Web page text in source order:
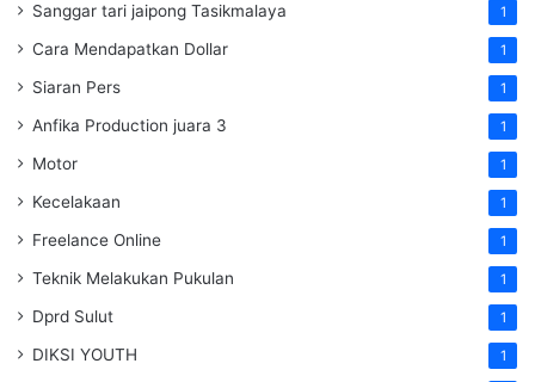
Sanggar tari jaipong Tasikmalaya 1
Cara Mendapatkan Dollar 1
Siaran Pers 1
Anfika Production juara 3 1
Motor 1
Kecelakaan 1
Freelance Online 1
Teknik Melakukan Pukulan 1
Dprd Sulut 1
DIKSI YOUTH 1